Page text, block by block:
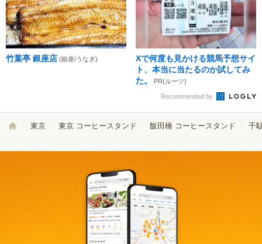
竹葉亭 銀座店 (銀座/うなぎ)
Xで何度も見かける競馬予想サイ
ト、本当に当たるのか試してみ
た。
PR(ルーツ)
Recommended by
東京 東京 コーヒースタンド 飯田橋 コーヒースタンド 千